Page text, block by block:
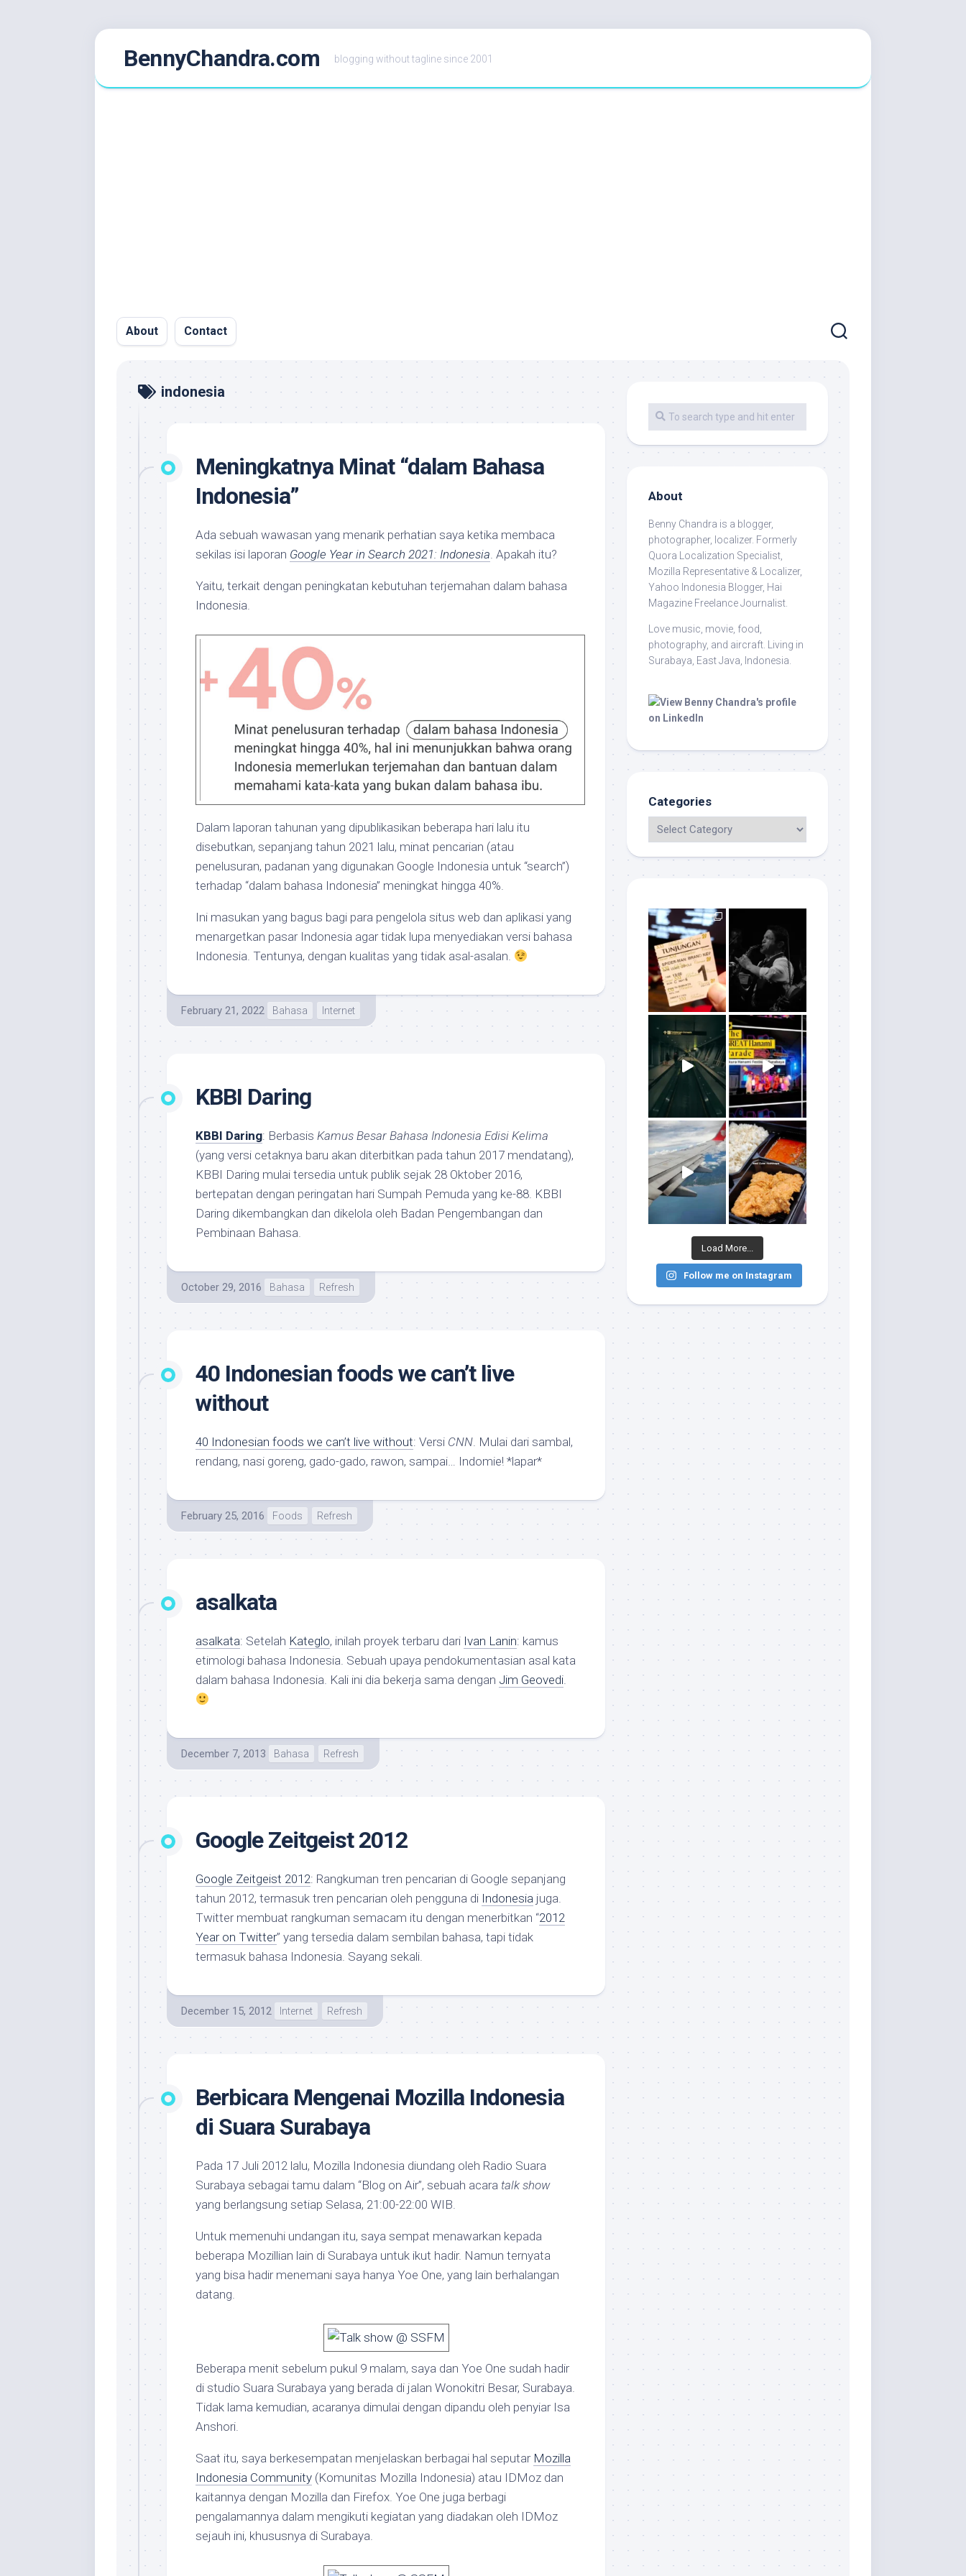
BennyChandra.com blogging without tagline since 2001
About Contact
indonesia
Meningkatnya Minat “dalam Bahasa
Indonesia”
Ada sebuah wawasan yang menarik perhatian saya ketika membaca
sekilas isi laporan Google Year in Search 2021: Indonesia. Apakah itu?
Yaitu, terkait dengan peningkatan kebutuhan terjemahan dalam bahasa
Indonesia.
Dalam laporan tahunan yang dipublikasikan beberapa hari lalu itu
disebutkan, sepanjang tahun 2021 lalu, minat pencarian (atau
penelusuran, padanan yang digunakan Google Indonesia untuk “search”)
terhadap “dalam bahasa Indonesia” meningkat hingga 40%.
Ini masukan yang bagus bagi para pengelola situs web dan aplikasi yang
menargetkan pasar Indonesia agar tidak lupa menyediakan versi bahasa
Indonesia. Tentunya, dengan kualitas yang tidak asal-asalan.
February 21, 2022 Bahasa Internet
KBBI Daring
KBBI Daring: Berbasis Kamus Besar Bahasa Indonesia Edisi Kelima
(yang versi cetaknya baru akan diterbitkan pada tahun 2017 mendatang),
KBBI Daring mulai tersedia untuk publik sejak 28 Oktober 2016,
bertepatan dengan peringatan hari Sumpah Pemuda yang ke-88. KBBI
Daring dikembangkan dan dikelola oleh Badan Pengembangan dan
Pembinaan Bahasa.
October 29, 2016 Bahasa Refresh
40 Indonesian foods we can’t live
without
40 Indonesian foods we can’t live without: Versi CNN. Mulai dari sambal,
rendang, nasi goreng, gado-gado, rawon, sampai… Indomie! *lapar*
February 25, 2016 Foods Refresh
asalkata
asalkata: Setelah Kateglo, inilah proyek terbaru dari Ivan Lanin: kamus
etimologi bahasa Indonesia. Sebuah upaya pendokumentasian asal kata
dalam bahasa Indonesia. Kali ini dia bekerja sama dengan Jim Geovedi.
December 7, 2013 Bahasa Refresh
Google Zeitgeist 2012
Google Zeitgeist 2012: Rangkuman tren pencarian di Google sepanjang
tahun 2012, termasuk tren pencarian oleh pengguna di Indonesia juga.
Twitter membuat rangkuman semacam itu dengan menerbitkan “2012
Year on Twitter” yang tersedia dalam sembilan bahasa, tapi tidak
termasuk bahasa Indonesia. Sayang sekali.
December 15, 2012 Internet Refresh
Berbicara Mengenai Mozilla Indonesia
di Suara Surabaya
Pada 17 Juli 2012 lalu, Mozilla Indonesia diundang oleh Radio Suara
Surabaya sebagai tamu dalam “Blog on Air”, sebuah acara talk show
yang berlangsung setiap Selasa, 21:00-22:00 WIB.
Untuk memenuhi undangan itu, saya sempat menawarkan kepada
beberapa Mozillian lain di Surabaya untuk ikut hadir. Namun ternyata
yang bisa hadir menemani saya hanya Yoe One, yang lain berhalangan
datang.
Beberapa menit sebelum pukul 9 malam, saya dan Yoe One sudah hadir
di studio Suara Surabaya yang berada di jalan Wonokitri Besar, Surabaya.
Tidak lama kemudian, acaranya dimulai dengan dipandu oleh penyiar Isa
Anshori.
Saat itu, saya berkesempatan menjelaskan berbagai hal seputar Mozilla
Indonesia Community (Komunitas Mozilla Indonesia) atau IDMoz dan
kaitannya dengan Mozilla dan Firefox. Yoe One juga berbagi
pengalamannya dalam mengikuti kegiatan yang diadakan oleh IDMoz
sejauh ini, khususnya di Surabaya.
About
Benny Chandra is a blogger,
photographer, localizer. Formerly
Quora Localization Specialist,
Mozilla Representative & Localizer,
Yahoo Indonesia Blogger, Hai
Magazine Freelance Journalist.
Love music, movie, food,
photography, and aircraft. Living in
Surabaya, East Java, Indonesia.
Categories
Load More...
Follow me on Instagram